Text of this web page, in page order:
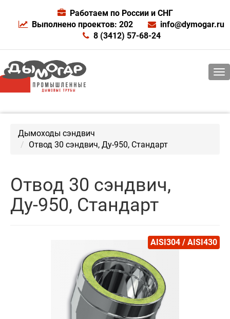
Работаем по России и СНГ
Выполнено проектов: 202
info@dymogar.ru
8 (3412) 57-68-24
Дымоходы сэндвич
Отвод 30 сэндвич, Ду-950, Стандарт
Отвод 30 сэндвич,
Ду-950, Стандарт
AISI304 / AISI430